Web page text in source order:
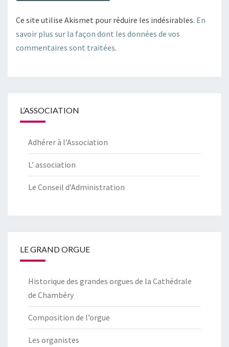
Ce site utilise Akismet pour réduire les indésirables. En
savoir plus sur la façon dont les données de vos
commentaires sont traitées.
L’ASSOCIATION
Adhérer à l’Association
L’ association
Le Conseil d’Administration
LE GRAND ORGUE
Historique des grandes orgues de la Cathédrale
de Chambéry
Composition de l’orgue
Les organistes